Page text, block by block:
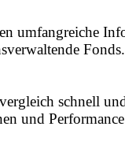
umfangreiche
Fonds.
schnell
und